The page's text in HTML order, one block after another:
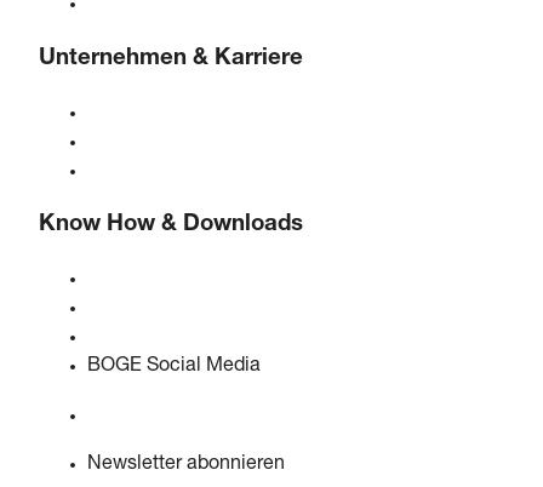
Unternehmen & Karriere
Know How & Downloads
BOGE Social Media
Newsletter abonnieren